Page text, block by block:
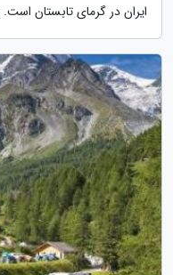
ایران در گرمای تابستان است.